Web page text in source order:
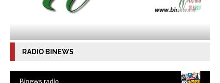
RADIO BINEWS